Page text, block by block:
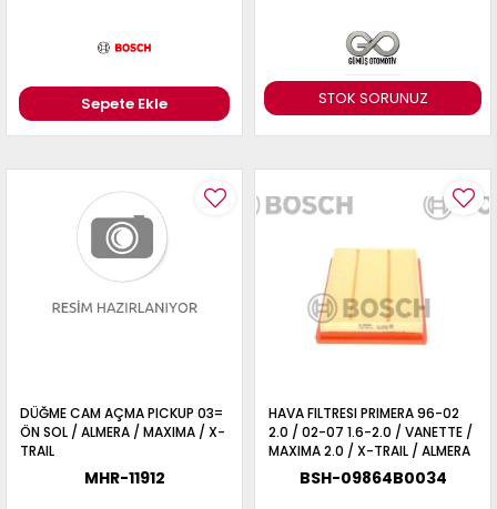
Sepete Ekle STOK SORUNUZ
DÜĞME CAM AÇMA PICKUP 03=
ÖN SOL / ALMERA / MAXIMA / X-
TRAIL
MHR-11912
HAVA FILTRESI PRIMERA 96-02
2.0 / 02-07 1.6-2.0 / VANETTE /
MAXIMA 2.0 / X-TRAIL / ALMERA
00-06 33mm
BSH-09864B0034